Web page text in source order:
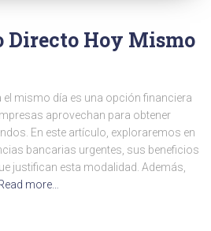
Directo Hoy Mismo
el mismo día es una opción financiera
aprovechan para obtener
En este artículo, exploraremos en
bancarias urgentes, sus beneficios
justifican esta modalidad. Además,
more…